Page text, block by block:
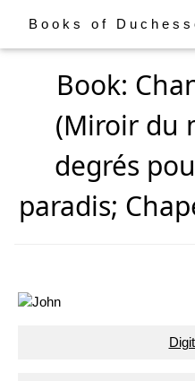
Books of
Book:
(Miroir du
degrés
paradis;